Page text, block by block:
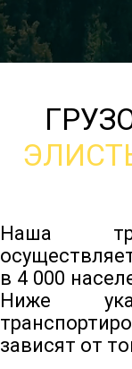
Наша
в 4 000
Ниже
зависят от